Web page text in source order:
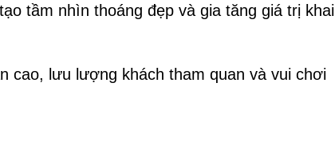
tầm nhìn thoáng đẹp và gia tăng giá trị khai
cao, lưu lượng khách tham quan và vui chơi